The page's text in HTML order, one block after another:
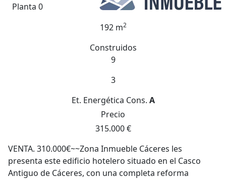
Planta 0
192 m2
Construidos
9
3
Et. Energética Cons. A
Precio
315.000 €
VENTA. 310.000€~~Zona Inmueble Cáceres les
presenta este edificio hotelero situado en el Casco
Antiguo de Cáceres, con una completa reforma